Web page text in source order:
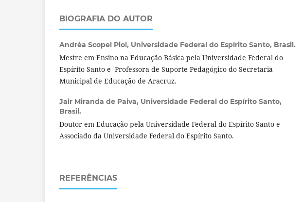
BIOGRAFIA DO AUTOR
Andréa Scopel Piol, Universidade Federal do Espírito Santo, Brasil.
Mestre em Ensino na Educação Básica pela Universidade Federal do
Espírito Santo e Professora de Suporte Pedagógico do Secretaria
Municipal de Educação de Aracruz.
Jair Miranda de Paiva, Universidade Federal do Espírito Santo,
Brasil.
Doutor em Educação pela Universidade Federal do Espírito Santo e
Associado da Universidade Federal do Espírito Santo.
REFERÊNCIAS